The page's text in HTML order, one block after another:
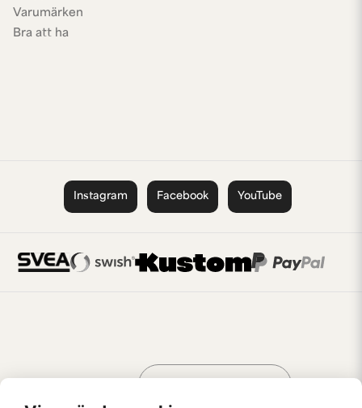
Varumärken
Bra att ha
Instagram Facebook YouTube
AV KREATÖRER